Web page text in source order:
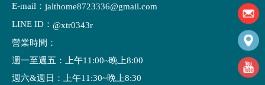
E-mail： jalthome8723336@gmail.com
LINE ID： @xtr0343r
營業時間：
週一至週五：上午11:00~晚上8:00
週六&週日：上午11:30~晚上8:30